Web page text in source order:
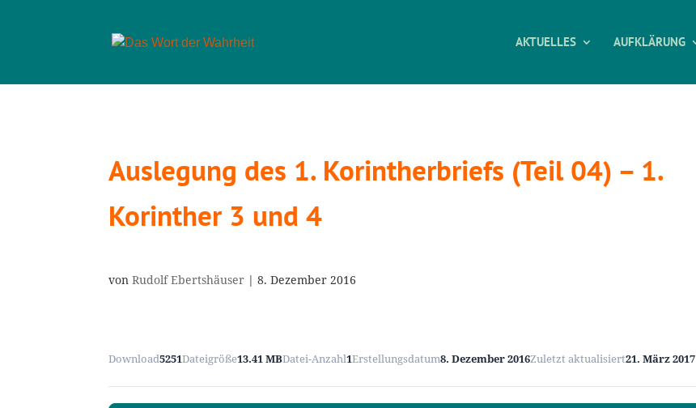
AKTUELLES AUFKLÄRUNG
Auslegung des 1. Korintherbriefs (Teil 04) – 1.
Korinther 3 und 4
vonRudolf Ebertshäuser |8. Dezember 2016
Download5251Dateigröße13.41 MBDatei-Anzahl1Erstellungsdatum8. Dezember 2016Zuletzt aktualisiert21. März 2017